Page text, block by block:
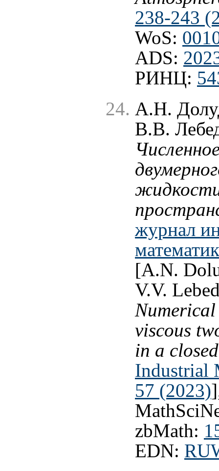
238-243
WoS:
ADS:
РИНЦ:
А.Н.
В.В.
журнал
[A.N.
V.V.
viscous
in a
Industrial
57 (2023)
zbMath:
EDN: